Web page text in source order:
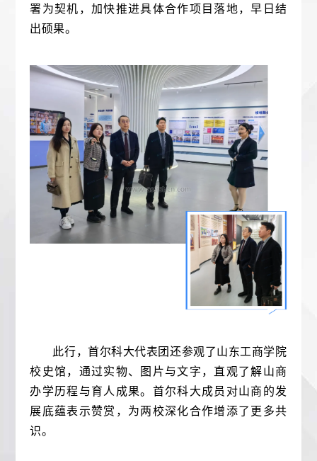
署为契机，加快推进具体合作项目落地，早日结
出硕果。
此行，首尔科大代表团还参观了山东工商学院
校史馆，通过实物、图片与文字，直观了解山商
办学历程与育人成果。首尔科大成员对山商的发
展底蕴表示赞赏，为两校深化合作增添了更多共
识。